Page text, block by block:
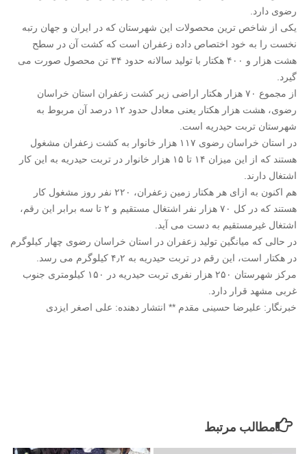
رضوی دارد.
یکی از شاخص ترین محصولات این شهرستان که در ایران و جهان رتبه
نخست را به خود اختصاص داده زعفران است که کشت آن در سطح
هشت هزار و ۴۰۰ هکتار با تولید سالانه حدود ۳۴ تن محصول صورت می
گیرد.
از مجموع ۷۰ هزار هکتار اراضی زیر کشت زعفران استان خراسان
رضوی، هشت هزار هکتار یعنی معادل حدود ۱۲ درصد آن مربوط به
شهرستان تربت حیدریه است.
در استان خراسان رضوی ۱۱۷ هزار خانوار به کشت زعفران مشغول
هستند که از این میزان ۱۴ تا ۱۵ هزار خانوار در تربت حیدریه به این کار
اشتغال دارند.
هم اکنون به ازای هر هکتار زمین زعفران، ۲۲۰ نفر روز مشغول کار
هستند که در کل ۷۰ هزار نفر اشتغال مستقیم و ۲ تا سه برابر این رقم،
اشتغال غیرمستقیم به دست می آید.
در حالی که میانگین تولید زعفران در استان خراسان رضوی چهار کیلوگرم
در هکتار است، این رقم در تربت حیدریه به ۴٫۲ کیلوگرم می رسد.
مرکز شهرستان ۲۵۰ هزار نفری تربت حیدریه در ۱۵۰ کیلومتری جنوب
غربی مشهد قرار دارد.
خبرنگار: علیرضا حسینی مقدم ** انتشار دهنده: علی اصغر ایزدی
مطالب مرتبط